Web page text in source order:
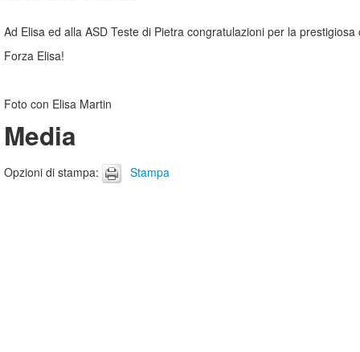
Ad Elisa ed alla ASD Teste di Pietra congratulazioni per la
Forza Elisa!
Foto con Elisa Martin
Media
Opzioni di stampa: Stampa